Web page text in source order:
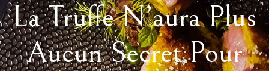
La Truffe N’aura Plus
Aucun Secret Pour